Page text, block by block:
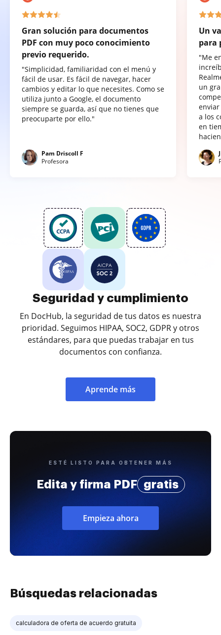
Gran solución para documentos
PDF con muy poco conocimiento
previo requerido.
"Simplicidad, familiaridad con el menú y
fácil de usar. Es fácil de navegar, hacer
cambios y editar lo que necesites. Como se
utiliza junto a Google, el documento
siempre se guarda, así que no tienes que
preocuparte por ello."
Pam Driscoll F
Profesora
Un
para
"Me
un
a los
en
Seguridad y cumplimiento
En DocHub, la seguridad de tus datos es nuestra
prioridad. Seguimos HIPAA, SOC2, GDPR y otros
estándares, para que puedas trabajar en tus
documentos con confianza.
Aprende más
ESTÉ LISTO PARA OBTENER MÁS
Edita y firma PDF gratis
Empieza ahora
Búsquedas relacionadas
calculadora de oferta de acuerdo gratuita